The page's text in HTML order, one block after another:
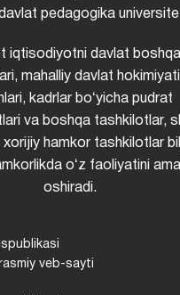
pedagogika
iqtisodiyotni davlat
mahalliy davlat hokimiyati
kadrlar boʻyicha pudrat
va boshqa tashkilotlar,
xorijiy hamkor tashkilotlar
oʻz faoliyatini
oshiradi.
veb-sayti